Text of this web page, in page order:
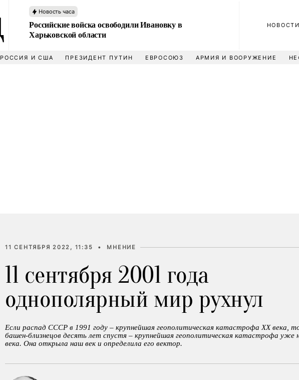
Новость часа
Российские войска освободили Ивановку в
Харьковской области
НОВОСТИ
РОССИЯ И США ПРЕЗИДЕНТ ПУТИН ЕВРОСОЮЗ АРМИЯ И ВООРУЖЕНИЕ
11 СЕНТЯБРЯ 2022, 11:35 • МНЕНИЕ
11 сентября 2001 года
однополярный мир рухнул
Если распад СССР в 1991 году – крупнейшая геополитическая катастрофа XX века,
башен-близнецов десять лет спустя – крупнейшая геополитическая катастрофа уже
века. Она открыла наш век и определила его вектор.